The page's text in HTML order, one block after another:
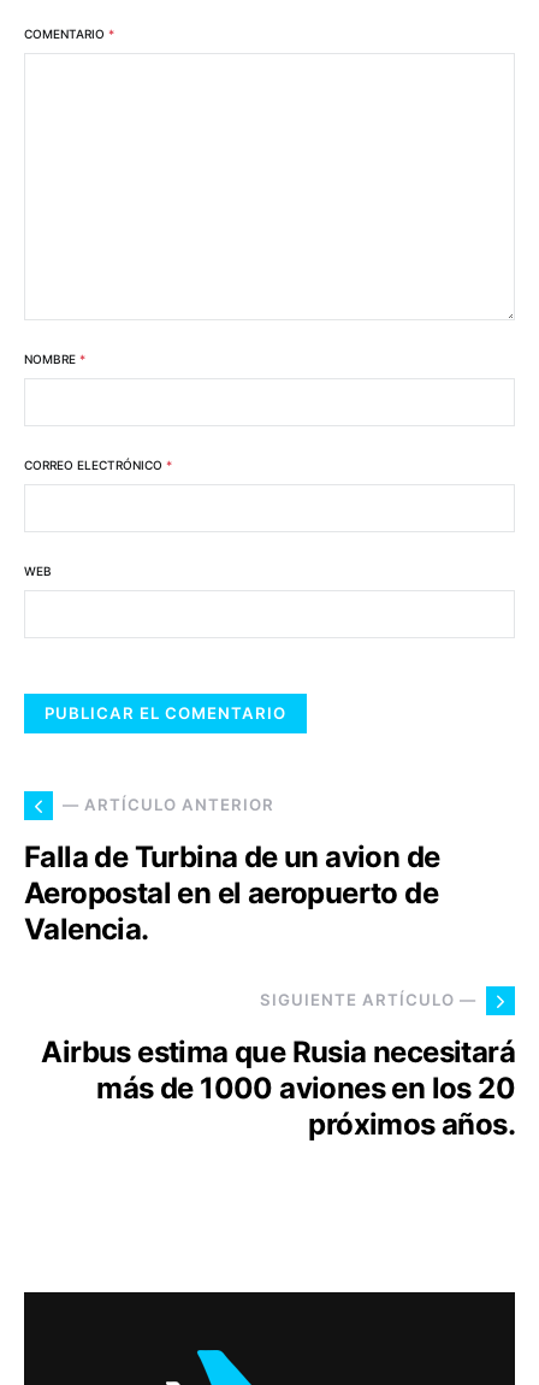
COMENTARIO *
NOMBRE *
CORREO ELECTRÓNICO *
WEB
— ARTÍCULO ANTERIOR
Falla de Turbina de un avion de
Aeropostal en el aeropuerto de
Valencia.
SIGUIENTE ARTÍCULO —
Airbus estima que Rusia necesitará
más de 1000 aviones en los 20
próximos años.